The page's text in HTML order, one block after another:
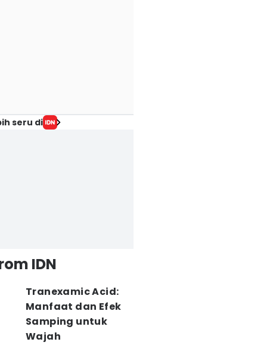
seru di
IDN
Tranexamic Acid:
Manfaat dan Efek
Samping untuk
Wajah